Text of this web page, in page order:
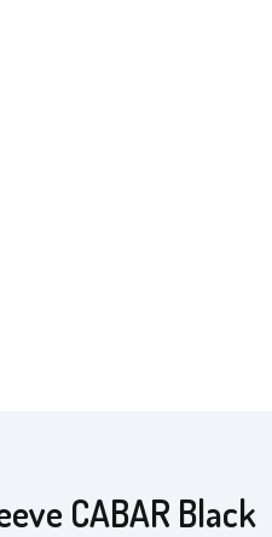
CABAR Black